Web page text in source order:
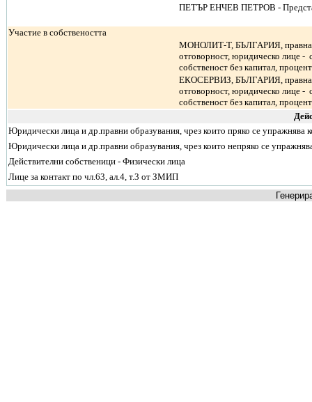
ПЕТЪР ЕНЧЕВ ПЕТРОВ -
Участие в собствеността
МОНОЛИТ-Т, БЪЛГАРИЯ, правна
отговорност, юридическо лице -
собственост без капитал,
ЕКОСЕРВИЗ, БЪЛГАРИЯ, правна
отговорност, юридическо лице -
собственост без капитал,
Юридически лица и др.правни образувания, чрез които пряко се упражнява
Юридически лица и др.правни образувания, чрез които непряко се
Действителни собственици - Физически лица
Лице за контакт по чл.63, ал.4, т.3 от ЗМИП